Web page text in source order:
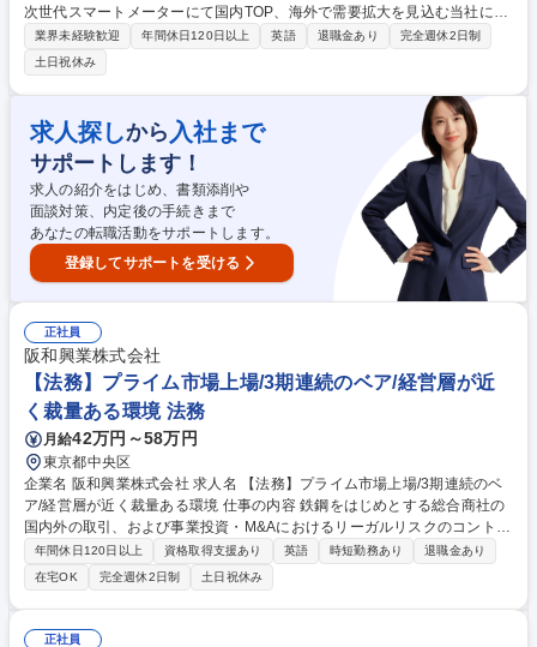
次世代スマートメーターにて国内TOP、海外で需要拡大を見込む当社に
て、担当課長クラスとして、現部課長と一緒に以下の業務を担当していた
だきます。 ・事業戦略の効性を高める:海外子会社の売上及び収益改善活
動推進 ・英語で海外子会社との連携を推進:マネージメント層の意思決定
とグループシナジー向上に貢献 ・経営会議の運営サポート:海外事業に関
する経営会議資料の作成を通じて分析と整理、経営会議で次のアクション
につながる運営を実施 (会議体運営、議事録作成(英語・日本語)、経営数字
の収集、日本側マネージメント向けレポート作成他)、国内関連部署との
連携 募集職種 【東京/グローバル事業戦略担当（課長候補）】プライム上
場/電力量計TOPシェア
業界未経験歓迎 年間休日120日以上 英語 退職金あり
完全週休2日制
土日祝休み
求人探しから 入社まで
サポートします！
求人の紹介をはじめ、書類添削や
面談対策、内定後の手続きまで
あなたの転職活動をサポートします。
登録してサポートを受ける
正社員
阪和興業株式会社
【法務】プライム市場上場/3期連続のベア/経営層が近
く裁量ある環境 法務
月給42万円～58万円
東京都中央区
企業名 阪和興業株式会社 求人名 【法務】プライム市場上場/3期連続のベ
ア/経営層が近く裁量ある環境 仕事の内容 鉄鋼をはじめとする総合商社の
国内外の取引、および事業投資・M&Aにおけるリーガルリスクのコントロ
ールを担います。単なる書類審査にとどまらず、ビジネスを推進するため
の最適な契約スキームを構築します。 【詳細】■和文、英文契約書の審
査、作成 ■法律相談対応、紛争対応、訴訟対応 ■M&Aを始めとする法務業
務 ■子会社管理体制の構築や会社規程の整備、社員研修、コンプライアン
ス対応等 【特徴】独立系商社ならではのフットワークと自由な発想を活か
年間休日120日以上 資格取得支援あり 英語 時短勤務あり
退職金あり
在宅OK
完全週休2日制 土日祝休み
正社員